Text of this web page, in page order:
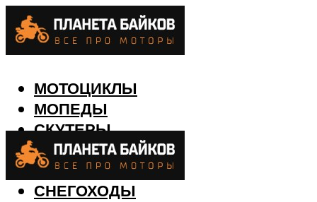
МОТОЦИКЛЫ
МОПЕДЫ
СКУТЕРЫ
КВАДРОЦИКЛЫ
ЛОДКИ
СНЕГОХОДЫ